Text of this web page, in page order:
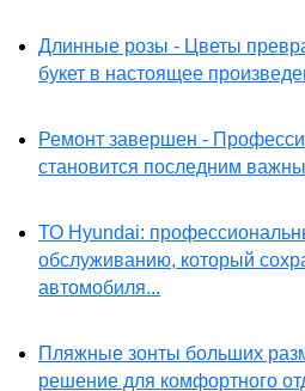
Длинные розы - Цветы
букет в настоящее
Ремонт завершен -
становится последним
ТО Hyundai:
обслуживанию, который
автомобиля...
Пляжные зонты больших
решение для комфортного